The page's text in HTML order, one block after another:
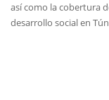
así como la cobertura
desarrollo social en